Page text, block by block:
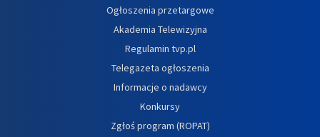
Ogłoszenia przetargowe
Akademia Telewizyjna
Regulamin tvp.pl
Telegazeta ogłoszenia
Informacje o nadawcy
Konkursy
Zgłoś program (ROPAT)